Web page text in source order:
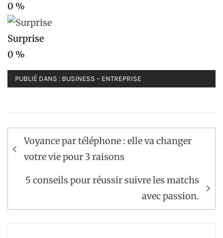
0 %
Surprise
0 %
PUBLIÉ DANS : BUSINESS – ENTREPRISE
Navigation
de
Voyance par téléphone : elle va changer
votre vie pour 3 raisons
5 conseils pour réussir suivre les matchs
avec passion.